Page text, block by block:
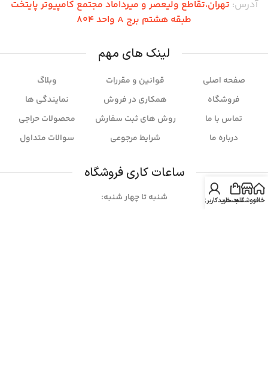
آدرس: تهران،تقاطع ولیعصر و میرداماد مجتمع کامپیوتر پایتخت
طبقه هشتم برج A واحد 804
لینک های مهم
صفحه اصلی
فروشگاه
تماس با ما
درباره ما
قوانین و مقررات
همکاری در فروش
روش های ثبت سفارش
شرایط مرجوعی
وبلاگ
نمایندگی ها
محصولات حراجی
سوالات متداول
ساعات کاری فروشگاه
شنبه تا چهار شنبه:
خانهفروشگاهسبد خرید
حساب کاربری من